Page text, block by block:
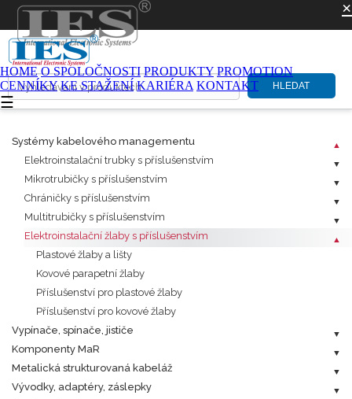
×
HOME O SPOLOČNOSTI PRODUKTY PROMOTION
CENNÍKY KE STAŽENÍ KARIÉRA KONTAKT
☰
HLEDAT
Systémy kabelového managementu
Elektroinstalační trubky s příslušenstvím
Mikrotrubičky s příslušenstvím
Chráničky s příslušenstvím
Multitrubičky s příslušenstvím
Elektroinstalační žlaby s příslušenstvím
Plastové žlaby a lišty
Kovové parapetní žlaby
Příslušenství pro plastové žlaby
Příslušenství pro kovové žlaby
Vypínače, spínače, jističe
Komponenty MaR
Metalická strukturovaná kabeláž
Vývodky, adaptéry, záslepky